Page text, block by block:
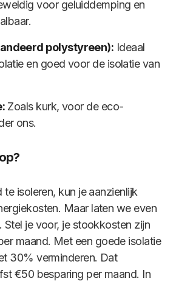
voor geluiddemping en
polystyreen): Ideaal
en goed voor de isolatie van
Zoals kurk, voor de eco-
ons.
te isoleren, kun je aanzienlijk
Maar laten we even
je voor, je stookkosten zijn
maand. Met een goede isolatie
30% verminderen. Dat
€50 besparing per maand. In